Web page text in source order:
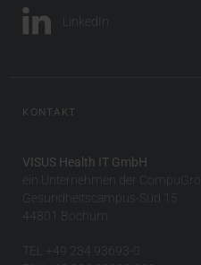
LinkedIn
KONTAKT
VISUS Health IT GmbH
ein Unternehmen der
Gesundheitscampus-Süd 15
44801 Bochum
TEL +49 234 93693-0